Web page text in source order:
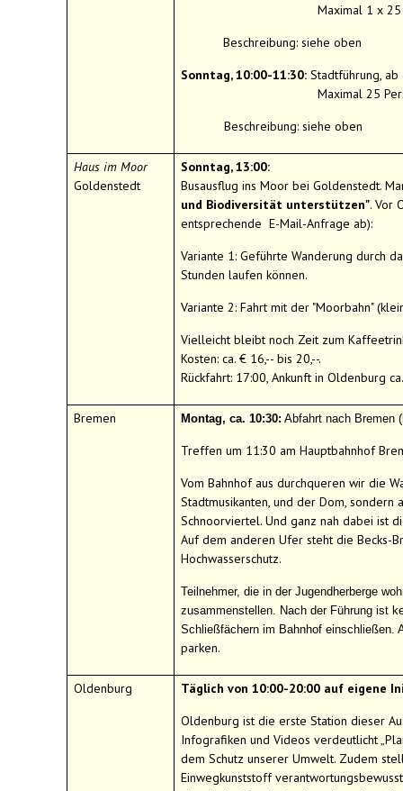
Maximal 1 x 25 Personen,
Beschreibung: siehe oben
Sonntag, 10:00-11:30:Stadtführung, ab
Maximal 25 Personen,
Beschreibung: siehe oben
Haus im Moor
Goldenstedt
Sonntag, 13:00:
Busausflug ins Moor bei Goldenstedt.
und Biodiversität unterstützen". Vor
entsprechende E-Mail-Anfrage ab):
Variante 1: Geführte Wanderung durch
Stunden laufen können.
Variante 2: Fahrt mit der "Moorbahn"
Vielleicht bleibt noch Zeit zum
Kosten: ca. € 16,-- bis 20,--.
Rückfahrt: 17:00, Ankunft in Oldenburg
Bremen Montag, ca. 10:30: Abfahrt nach Bremen
Treffen um 11:30 am Hauptbahnhof
Vom Bahnhof aus durchqueren wir die
Stadtmusikanten, und der Dom,
Schnoorviertel. Und ganz nah dabei ist
Auf dem anderen Ufer steht die Becks-
Hochwasserschutz.
Teilnehmer, die in der Jugendherberge
zusammenstellen. Nach der Führung ist
Schließfächern im Bahnhof einschließen.
parken.
Oldenburg
Täglich von 10:00-20:00 auf eigene
Oldenburg ist die erste Station dieser
Infografiken und Videos verdeutlicht
dem Schutz unserer Umwelt. Zudem
Einwegkunststoff